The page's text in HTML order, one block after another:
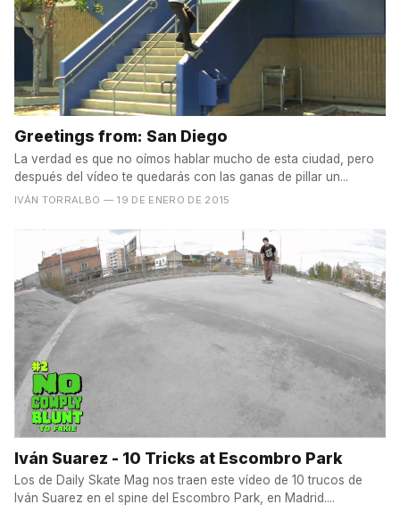
Greetings from: San Diego
La verdad es que no oímos hablar mucho de esta ciudad, pero
después del vídeo te quedarás con las ganas de pillar un...
IVÁN TORRALBO — 19 DE ENERO DE 2015
Iván Suarez - 10 Tricks at Escombro Park
Los de Daily Skate Mag nos traen este vídeo de 10 trucos de
Iván Suarez en el spine del Escombro Park, en Madrid....